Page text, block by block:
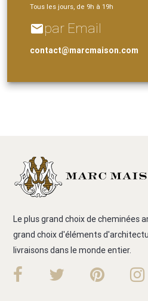
Tous les jours, de 9h à 19h
emailpar Email
contact@marcmaison.com
Le plus grand choix de cheminées
grand choix d'éléments
livraisons dans le monde entier.